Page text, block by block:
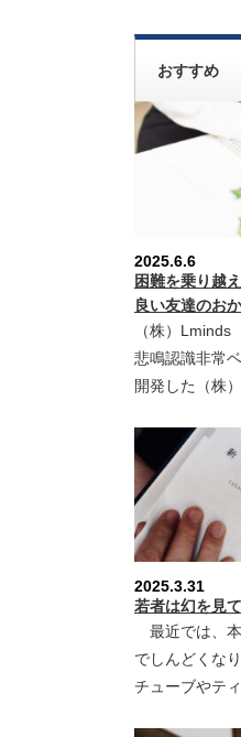
おすすめ
2025.6.6
困難を乗り越
良い友達のお
（株）
悲鳴認識非常
開発した（株）
2025.3.31
若者は幻を見
最近では、
でしんどくな
チューブやテ